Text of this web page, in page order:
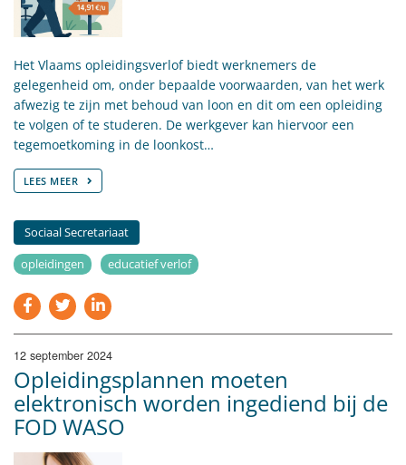
Het Vlaams opleidingsverlof biedt werknemers de
gelegenheid om, onder bepaalde voorwaarden, van het werk
afwezig te zijn met behoud van loon en dit om een opleiding
te volgen of te studeren. De werkgever kan hiervoor een
tegemoetkoming in de loonkost…
LEES MEER
Sociaal Secretariaat
opleidingen educatief verlof
12 september 2024
Opleidingsplannen moeten
elektronisch worden ingediend bij de
FOD WASO